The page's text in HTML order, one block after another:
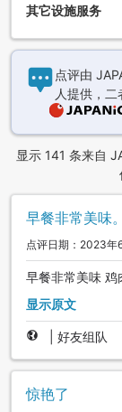
其它设施服务
点评由
人提供，
显示 141 条来自
早餐非常美味。
点评日期：2023年
早餐非常美味 鸡
显示原文
好友组队
惊艳了